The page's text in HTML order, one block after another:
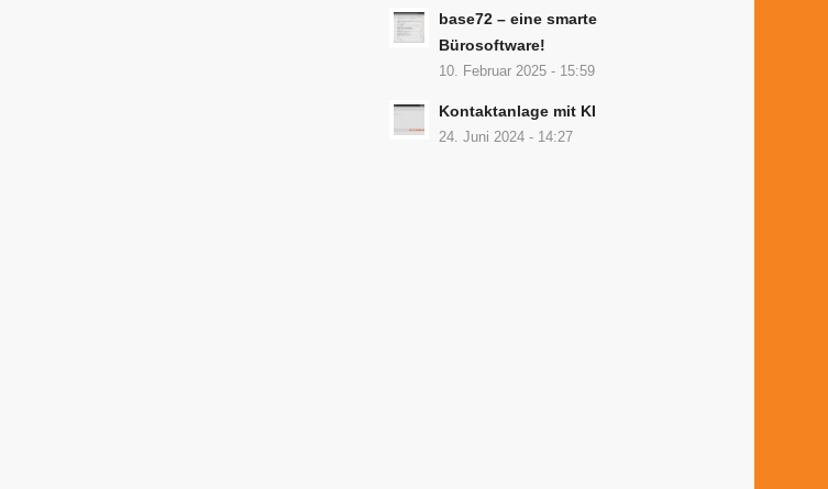
base72 – eine smarte
Bürosoftware!
10. Februar 2025 - 15:59
Kontaktanlage mit KI
24. Juni 2024 - 14:27